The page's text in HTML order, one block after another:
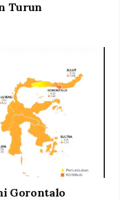
Turun
Gorontalo